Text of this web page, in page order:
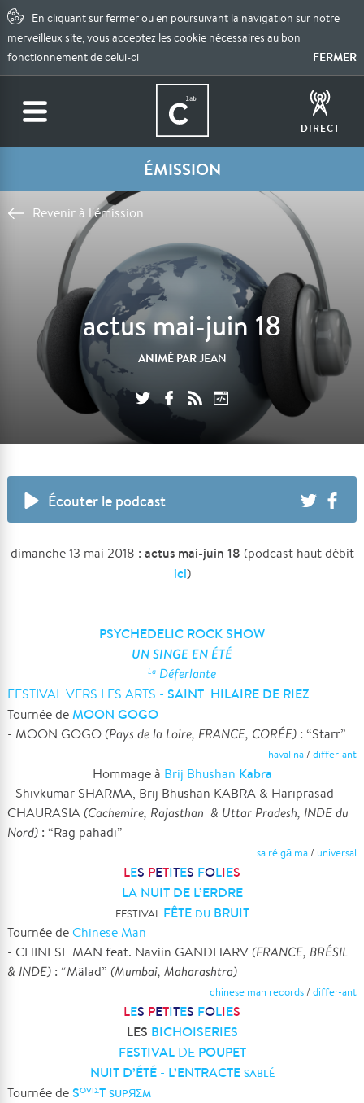
En cliquant sur fermer ou en poursuivant la navigation sur notre
merveilleux site, vous acceptez les cookie nécessaires au bon
fonctionnement de celui-ci
FERMER
DIRECT
ÉMISSION
Revenir à l'émission
actus mai-juin 18
ANIMÉ PARJEAN
Écouter le podcast
dimanche 13 mai 2018 : actus mai-juin 18 (podcast haut débit
ici)
PSYCHEDELIC ROCK SHOW
UN SINGE EN ÉTÉ
La Déferlante
FESTIVAL VERS LES ARTS -SAINT HILAIRE DE RIEZ
Tournée deMOON GOGO
- MOON GOGO (Pays de la Loire, FRANCE, CORÉE) : “Starr”
havalina/ differ-ant
Hommage à Brij Bhushan Kabra
- Shivkumar SHARMA, Brij Bhushan KABRA & Hariprasad
CHAURASIA (Cachemire, Rajasthan & Uttar Pradesh, INDE du
Nord) : “Rag pahadi”
sa ré gā ma/ universal
LES PETITES FOLIES
LA NUIT DE L’ERDRE
FESTIVAL FÊTE DUBRUIT
Tournée deChinese Man
- CHINESE MAN feat. Naviin GANDHARV (FRANCE, BRÉSIL
& INDE) : “Mälad” (Mumbai, Maharashtra)
chinese man records/ differ-ant
LES PETITES FOLIES
LES BICHOISERIES
FESTIVALDE POUPET
NUIT D’ÉTÉ- L’ENTRACTE SABLÉ
Tournée deSOVIΣTSUPЯΣM